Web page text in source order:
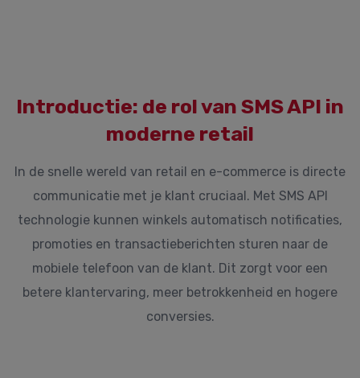
Introductie: de rol van SMS API in
moderne retail
In de snelle wereld van retail en e-commerce is directe
communicatie met je klant cruciaal. Met SMS API
technologie kunnen winkels automatisch notificaties,
promoties en transactieberichten sturen naar de
mobiele telefoon van de klant. Dit zorgt voor een
betere klantervaring, meer betrokkenheid en hogere
conversies.